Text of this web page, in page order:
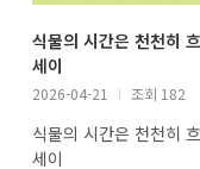
식물의 시간은 천천히
세이
2026-04-21 l 조회 182
식물의 시간은 천천히
세이